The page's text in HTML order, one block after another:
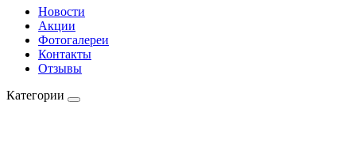
Новости
Акции
Фотогалереи
Контакты
Отзывы
Категории